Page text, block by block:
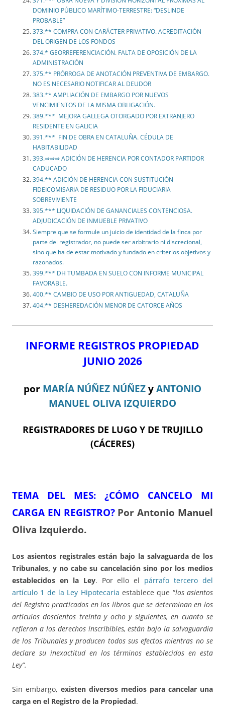
DOMINIO PÚBLICO MARÍTIMO-TERRESTRE: “DESLINDE
PROBABLE”
373.** COMPRA CON CARÁCTER PRIVATIVO. ACREDITACIÓN
DEL ORIGEN DE LOS FONDOS
374.* GEORREFERENCIACIÓN. FALTA DE OPOSICIÓN DE LA
ADMINISTRACIÓN
375.** PRÓRROGA DE ANOTACIÓN PREVENTIVA DE EMBARGO.
NO ES NECESARIO NOTIFICAR AL DEUDOR
383.** AMPLIACIÓN DE EMBARGO POR NUEVOS
VENCIMIENTOS DE LA MISMA OBLIGACIÓN.
389.*** MEJORA GALLEGA OTORGADO POR EXTRANJERO
RESIDENTE EN GALICIA
391.*** FIN DE OBRA EN CATALUÑA. CÉDULA DE
HABITABILIDAD
393.⇒⇒⇒ ADICIÓN DE HERENCIA POR CONTADOR PARTIDOR
CADUCADO
394.** ADICIÓN DE HERENCIA CON SUSTITUCIÓN
FIDEICOMISARIA DE RESIDUO POR LA FIDUCIARIA
SOBREVIVIENTE
395.*** LIQUIDACIÓN DE GANANCIALES CONTENCIOSA.
ADJUDICACIÓN DE INMUEBLE PRIVATIVO
Siempre que se formule un juicio de identidad de la finca por
parte del registrador, no puede ser arbitrario ni discrecional,
sino que ha de estar motivado y fundado en criterios objetivos y
razonados.
399.*** DH TUMBADA EN SUELO CON INFORME MUNICIPAL
FAVORABLE.
400.** CAMBIO DE USO POR ANTIGUEDAD, CATALUÑA
404.** DESHEREDACIÓN MENOR DE CATORCE AÑOS
INFORME REGISTROS PROPIEDAD
JUNIO 2026
por MARÍA NÚÑEZ NÚÑEZ y ANTONIO
MANUEL OLIVA IZQUIERDO
REGISTRADORES DE LUGO Y DE TRUJILLO
(CÁCERES)
TEMA DEL MES: ¿CÓMO CANCELO MI
CARGA EN REGISTRO? Por Antonio Manuel
Oliva Izquierdo.
Los asientos registrales están bajo la salvaguarda de los
Tribunales, y no cabe su cancelación sino por los medios
establecidos en la Ley. Por ello el párrafo tercero del
artículo 1 de la Ley Hipotecaria establece que “los asientos
del Registro practicados en los libros que se determinan en los
artículos doscientos treinta y ocho y siguientes, en cuanto se
refieran a los derechos inscribibles, están bajo la salvaguardia
de los Tribunales y producen todos sus efectos mientras no se
declare su inexactitud en los términos establecidos en esta
Ley”.
Sin embargo, existen diversos medios para cancelar una
carga en el Registro de la Propiedad.